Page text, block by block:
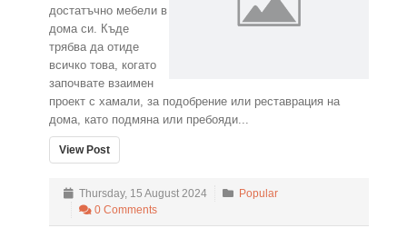
достатъчно мебели в
дома си. Къде
трябва да отиде
всичко това, когато
започвате взаимен
проект с хамали, за подобрение или реставрация на
дома, като подмяна или пребояди...
View Post
Thursday, 15 August 2024
Popular
0 Comments